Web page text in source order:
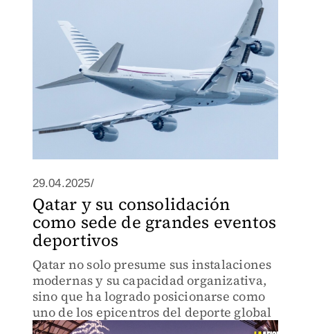
29.04.2025/
Qatar y su consolidación
como sede de grandes eventos
deportivos
Qatar no solo presume sus instalaciones
modernas y su capacidad organizativa,
sino que ha logrado posicionarse como
uno de los epicentros del deporte global